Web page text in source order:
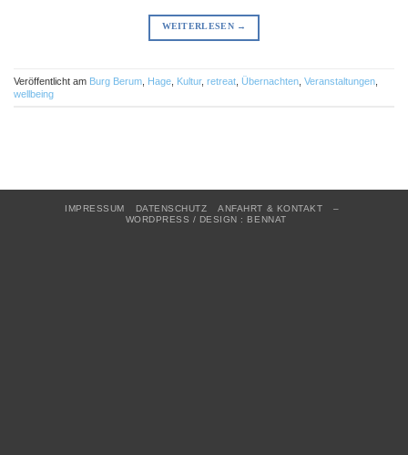
WEITERLESEN →
Veröffentlicht am Burg Berum Hage Kultur, retreat Übernachten Veranstaltungen
wellbeing
IMPRESSUM DATENSCHUTZ ANFAHRT & KONTAKT
–
WORDPRESS / DESIGN : BENNAT